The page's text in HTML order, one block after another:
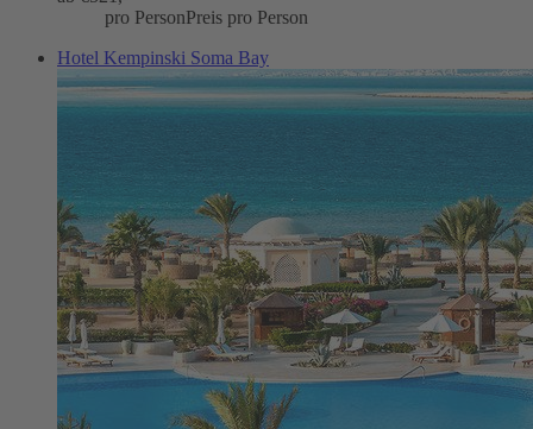
pro PersonPreis pro Person
Hotel Kempinski Soma Bay